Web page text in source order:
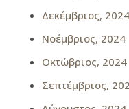
Δεκέμβριος, 2024
Νοέμβριος, 2024
Οκτώβριος, 2024
Σεπτέμβριος,